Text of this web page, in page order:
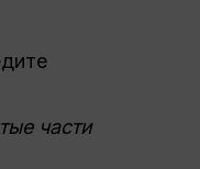
части